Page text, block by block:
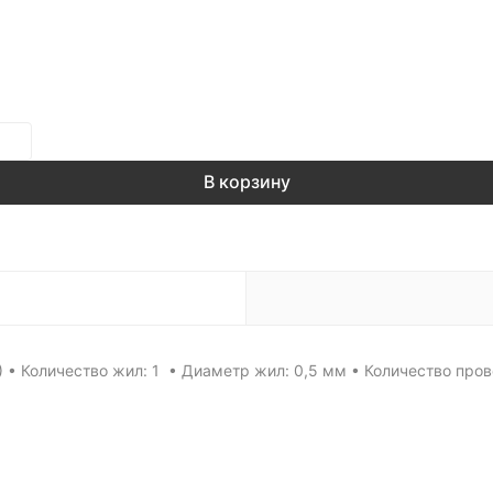
В корзину
Количество жил: 1 • Диаметр жил: 0,5 мм • Количество